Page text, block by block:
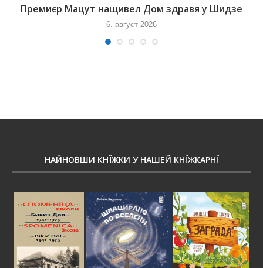
Премиєр Мацут нащивел Дом здравя у Шидзе
6. авґуст 2026
НАЙНОВШИ КНЇЖКИ У НАШЕЙ КНЇЖКАРНЇ